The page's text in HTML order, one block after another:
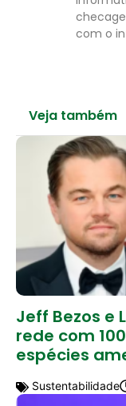
com o
Veja também
Jeff Bezos e
rede com
espécies
Sustentabilidade